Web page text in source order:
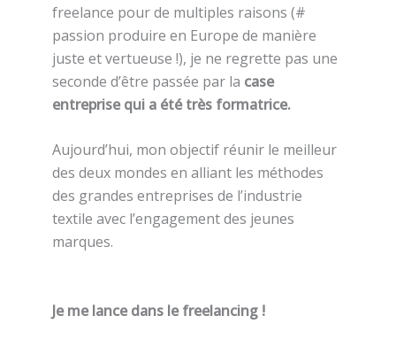
freelance pour de multiples raisons (#
passion produire en Europe de manière
juste et vertueuse !), je ne regrette pas une
seconde d’être passée par la case
entreprise qui a été très formatrice.
Aujourd’hui, mon objectif réunir le meilleur
des deux mondes en alliant les méthodes
des grandes entreprises de l’industrie
textile avec l’engagement des jeunes
marques.
Je me lance dans le freelancing !